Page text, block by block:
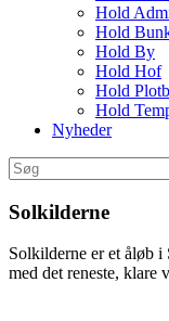
Hold
Hold
Hold By
Hold Hof
Hold
Hold
Nyheder
Solkilderne
Solkilderne er et åløb
med det reneste, klare